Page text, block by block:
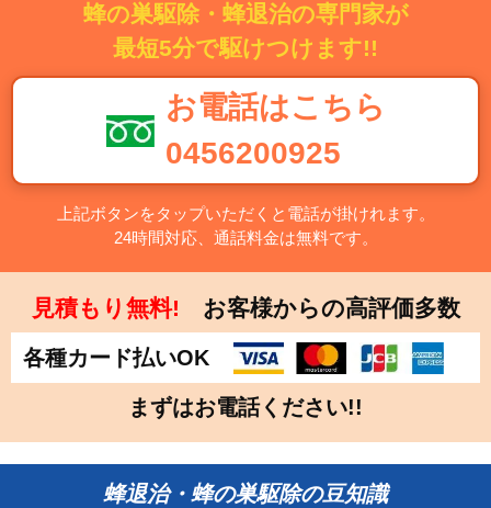
蜂の巣駆除・蜂退治の専門家が
最短5分で駆けつけます!!
お電話はこちら
0456200925
上記ボタンをタップいただくと電話が掛けれます。
24時間対応、通話料金は無料です。
見積もり無料! お客様からの高評価多数
各種カード払いOK
まずはお電話ください!!
蜂退治・蜂の巣駆除の豆知識